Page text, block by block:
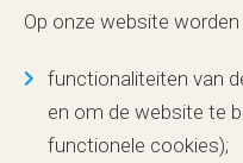
Op onze website
functionaliteiten van
en om de website te
functionele cookies);